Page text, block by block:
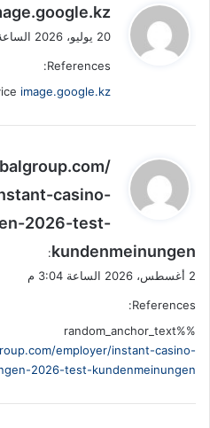
ي
ق
ل
20 يوليو، 2026 الساعة 3:30 ص
References:
image.google.kz
ي
ل
casino-
2026-test-
kundenmeinungen
:
2 أغسطس، 2026 الساعة 3:04 م
References:
%random_anchor_text%
employer/instant-casino-
2026-test-kundenmeinungen